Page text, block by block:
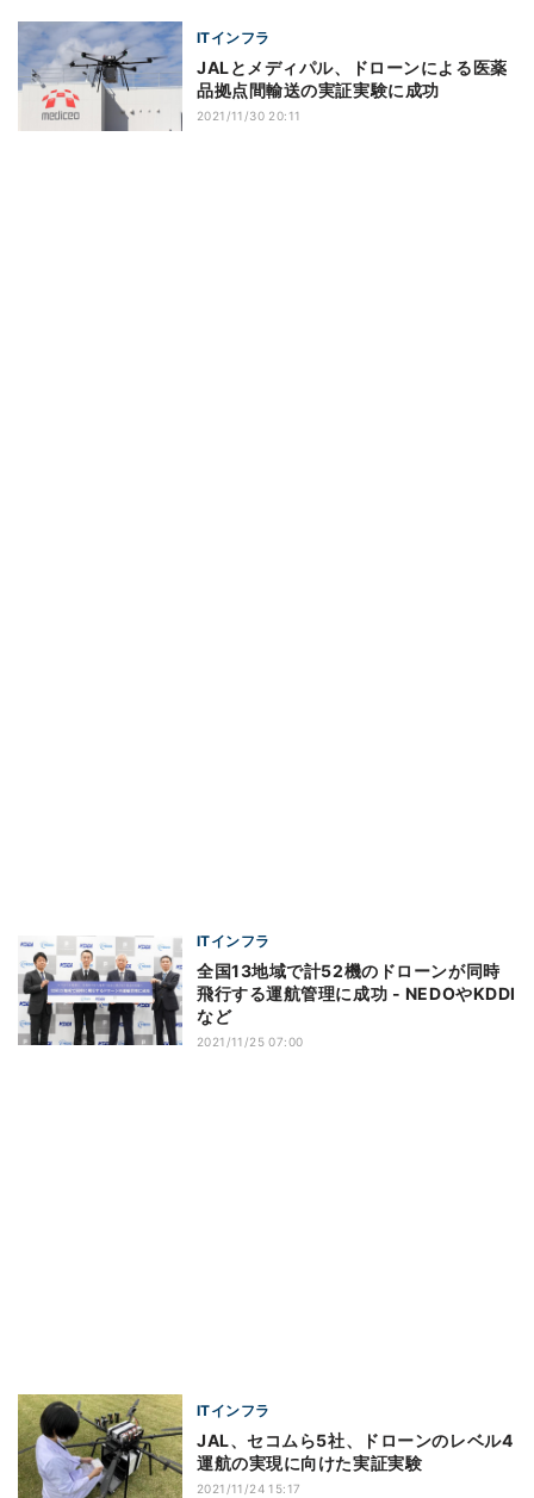
ITインフラ
JALとメディパル、ドローンによる医薬
品拠点間輸送の実証実験に成功
2021/11/30 20:11
ITインフラ
全国13地域で計52機のドローンが同時
飛行する運航管理に成功 - NEDOやKDDI
など
2021/11/25 07:00
ITインフラ
JAL、セコムら5社、ドローンのレベル4
運航の実現に向けた実証実験
2021/11/24 15:17